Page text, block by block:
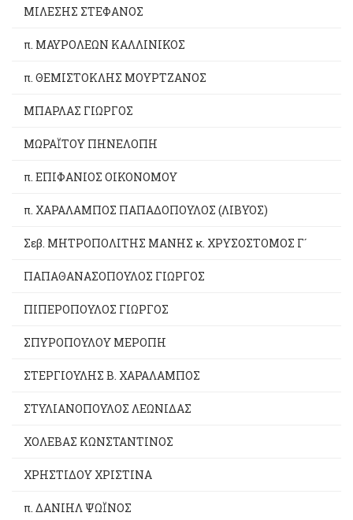
ΜΙΛΕΣΗΣ ΣΤΕΦΑΝΟΣ
π. ΜΑΥΡΟΛΕΩΝ ΚΑΛΛΙΝΙΚΟΣ
π. ΘΕΜΙΣΤΟΚΛΗΣ ΜΟΥΡΤΖΑΝΟΣ
ΜΠΑΡΛΑΣ ΓΙΩΡΓΟΣ
ΜΩΡΑΪΤΟΥ ΠΗΝΕΛΟΠΗ
π. ΕΠΙΦΑΝΙΟΣ ΟΙΚΟΝΟΜΟΥ
π. ΧΑΡΑΛΑΜΠΟΣ ΠΑΠΑΔΟΠΟΥΛΟΣ (ΛΙΒΥΟΣ)
Σεβ. ΜΗΤΡΟΠΟΛΙΤΗΣ ΜΑΝΗΣ κ. ΧΡΥΣΟΣΤΟΜΟΣ Γ´
ΠΑΠΑΘΑΝΑΣΟΠΟΥΛΟΣ ΓΙΩΡΓΟΣ
ΠΙΠΕΡΟΠΟΥΛΟΣ ΓΙΩΡΓΟΣ
ΣΠΥΡΟΠΟΥΛΟΥ ΜΕΡΟΠΗ
ΣΤΕΡΓΙΟΥΛΗΣ Β. ΧΑΡΑΛΑΜΠΟΣ
ΣΤΥΛΙΑΝΟΠΟΥΛΟΣ ΛΕΩΝΙΔΑΣ
ΧΟΛΕΒΑΣ ΚΩΝΣΤΑΝΤΙΝΟΣ
ΧΡΗΣΤΙΔΟΥ ΧΡΙΣΤΙΝΑ
π. ΔΑΝΙΗΛ ΨΩΪΝΟΣ